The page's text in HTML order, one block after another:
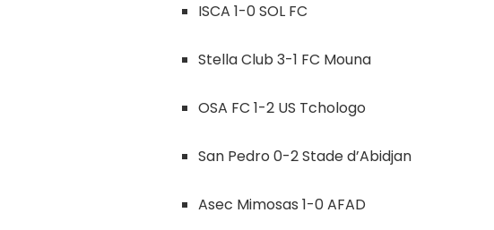
ISCA 1-0 SOL FC
Stella Club 3-1 FC Mouna
OSA FC 1-2 US Tchologo
San Pedro 0-2 Stade d’Abidjan
Asec Mimosas 1-0 AFAD